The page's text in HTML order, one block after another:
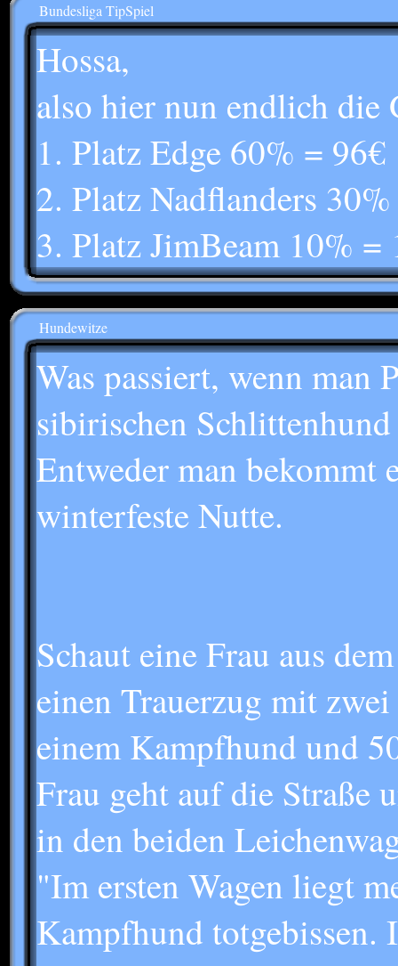
Bundesliga TipSpiel
Hossa,
also hier nun endlich die
1. Platz Edge 60% = 96€
2. Platz Nadflanders
3. Platz JimBeam 10% =
Hundewitze
Was passiert, wenn man
sibirischen
Entweder man bekommt
winterfeste Nutte.
Schaut eine Frau aus
einen Trauerzug mit
einem Kampfhund und
Frau geht auf die Straße
in den beiden
"Im ersten Wagen liegt
Kampfhund totgebissen.